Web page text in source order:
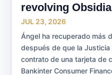
revolving
JUL 23, 2026
Ángel ha recuperado más
después de que la
contrato de una tarjeta de
Bankinter Consumer